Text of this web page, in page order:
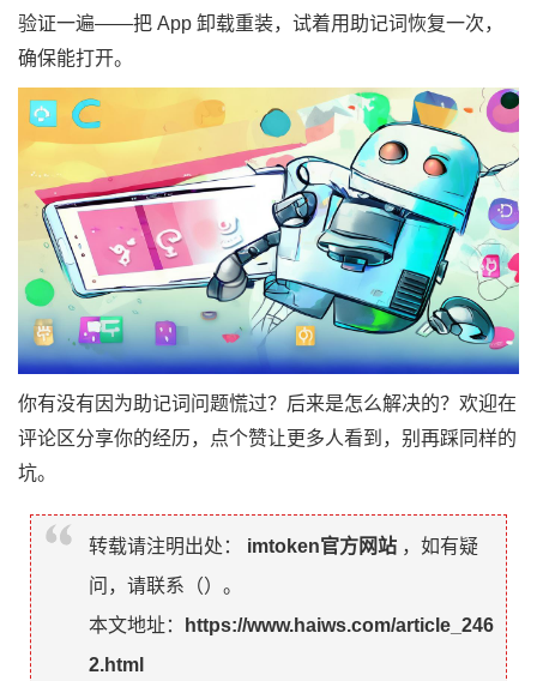
验证一遍——把 App 卸载重装，试着用助记词恢复一次，
确保能打开。
你有没有因为助记词问题慌过？后来是怎么解决的？欢迎在
评论区分享你的经历，点个赞让更多人看到，别再踩同样的
坑。
转载请注明出处： imtoken官方网站 ，如有疑
问，请联系（）。
本文地址：
https://www.haiws.com/article_246
2.html